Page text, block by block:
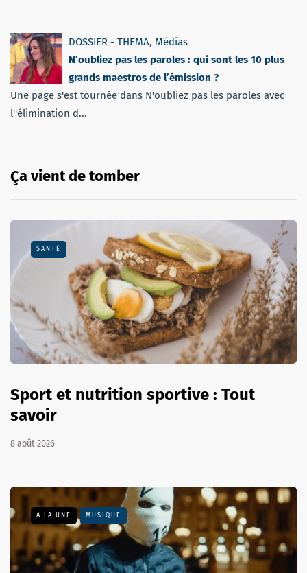
DOSSIER - THEMA, Médias
N’oubliez pas les paroles : qui sont les 10 plus
grands maestros de l’émission ?
Une page s'est tournée dans N'oubliez pas les paroles avec
l''élimination d...
Ça vient de tomber
SANTÉ
Sport et nutrition sportive : Tout
savoir
8 août 2026
A LA UNE MUSIQUE